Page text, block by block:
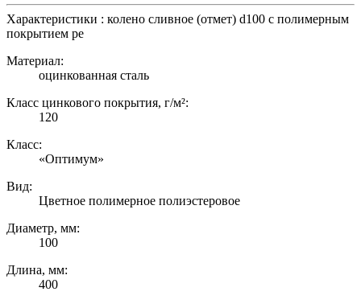
Характеристики : колено сливное (отмет) d100 с полимерным
покрытием pe
Материал:
оцинкованная сталь
Класс цинкового покрытия, г/м²:
120
Класс:
«Оптимум»
Вид:
Цветное полимерное полиэстеровое
Диаметр, мм:
100
Длина, мм:
400